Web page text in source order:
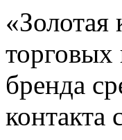
торговых
бренда
контакта